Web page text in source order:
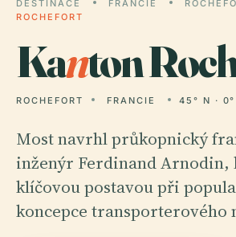
DESTINACE FRANCIE
ROCHEFORT
Kanton
ROCHEFORT FRANCIE 45° N ·
Most navrhl průkopnický
inženýr Ferdinand Arnodin,
klíčovou postavou při
koncepce transporterového